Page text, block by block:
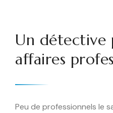
Un détective
affaires
Peu de professionnels le